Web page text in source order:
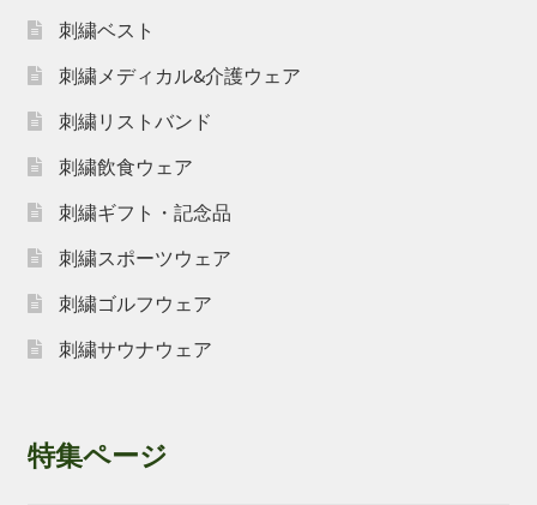
刺繍ベスト
刺繍メディカル&介護ウェア
刺繍リストバンド
刺繍飲食ウェア
刺繍ギフト・記念品
刺繍スポーツウェア
刺繍ゴルフウェア
刺繍サウナウェア
特集ページ